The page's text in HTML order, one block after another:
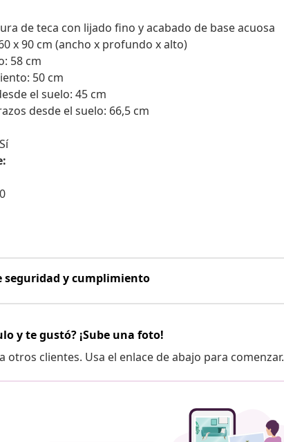
de teca con lijado fino y acabado de base acuosa
x 90 cm (ancho x profundo x alto)
58 cm
50 cm
el suelo: 45 cm
desde el suelo: 66,5 cm
seguridad y cumplimiento
y te gustó? ¡Sube una foto!
otros clientes. Usa el enlace de abajo para comenzar.